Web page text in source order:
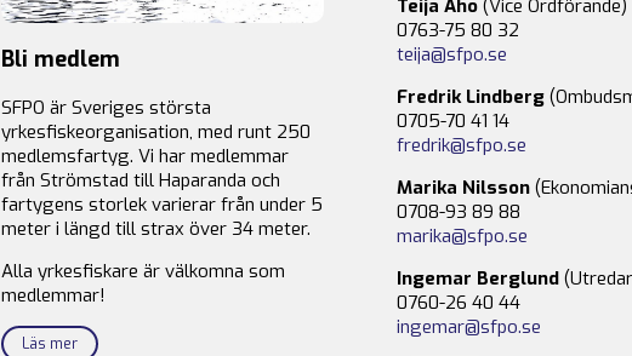
Bli medlem
SFPO är Sveriges största
yrkesfiskeorganisation, med runt 250
medlemsfartyg. Vi har medlemmar
från Strömstad till Haparanda och
fartygens storlek varierar från under 5
meter i längd till strax över 34 meter.
Alla yrkesfiskare är välkomna som
medlemmar!
Läs mer
Teija Aho (Vice Ordförande)
0763-75 80 32
teija@sfpo.se
Fredrik Lindberg
0705-70 41 14
fredrik@sfpo.se
Marika Nilsson
0708-93 89 88
marika@sfpo.se
Ingemar Berglund
0760-26 40 44
ingemar@sfpo.se